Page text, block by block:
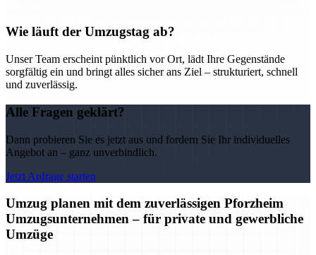
Wie läuft der Umzugstag ab?
Unser Team erscheint pünktlich vor Ort, lädt Ihre Gegenstände
sorgfältig ein und bringt alles sicher ans Ziel – strukturiert, schnell
und zuverlässig.
Alle Fragen geklärt?
Dann probieren Sie es jetzt aus und fordern Sie Ihr individuelles
Angebot an – ganz unverbindlich.
Jetzt Anfrage starten
Umzug planen mit dem zuverlässigen Pforzheim
Umzugsunternehmen – für private und gewerbliche
Umzüge